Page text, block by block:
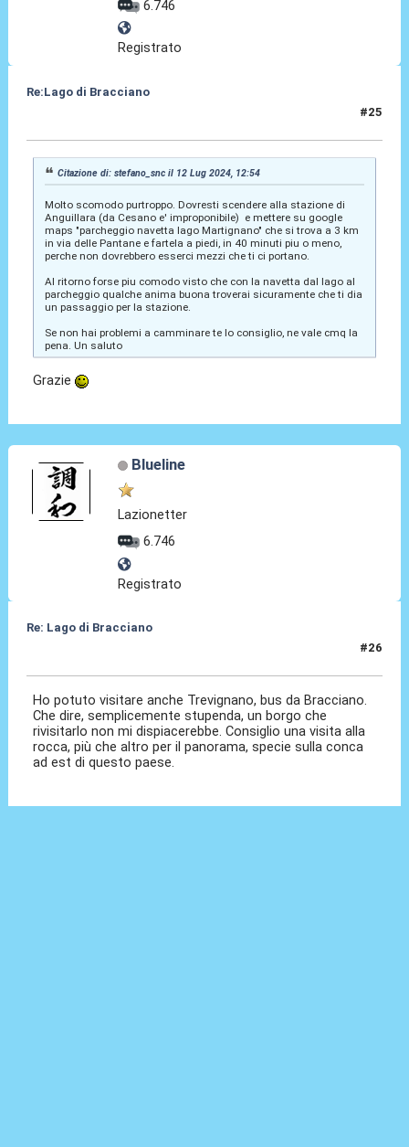
6.746
Registrato
Re:Lago di Bracciano
#25
Citazione di: stefano_snc il 12 Lug 2024, 12:54
Molto scomodo purtroppo. Dovresti scendere alla stazione di
Anguillara (da Cesano e' improponibile) e mettere su google
maps "parcheggio navetta lago Martignano" che si trova a 3 km
in via delle Pantane e fartela a piedi, in 40 minuti piu o meno,
perche non dovrebbero esserci mezzi che ti ci portano.
Al ritorno forse piu comodo visto che con la navetta dal lago al
parcheggio qualche anima buona troverai sicuramente che ti dia
un passaggio per la stazione.
Se non hai problemi a camminare te lo consiglio, ne vale cmq la
pena. Un saluto
Grazie
Blueline
Lazionetter
6.746
Registrato
Re: Lago di Bracciano
#26
Ho potuto visitare anche Trevignano, bus da Bracciano.
Che dire, semplicemente stupenda, un borgo che
rivisitarlo non mi dispiacerebbe. Consiglio una visita alla
rocca, più che altro per il panorama, specie sulla conca
ad est di questo paese.